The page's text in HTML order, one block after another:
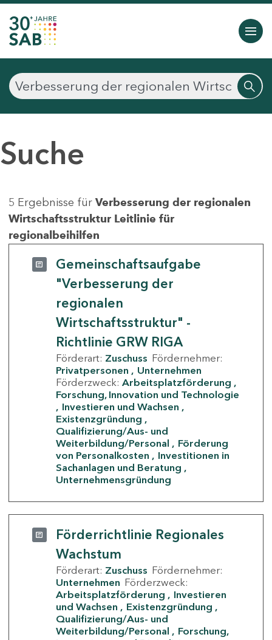
Suche
5 Ergebnisse für Verbesserung der regionalen
Wirtschaftsstruktur Leitlinie für
regionalbeihilfen
Gemeinschaftsaufgabe
"Verbesserung der
regionalen
Wirtschaftsstruktur" -
Richtlinie GRW RIGA
Förderart: Zuschuss Fördernehmer:
Privatpersonen
Unternehmen
Förderzweck: Arbeitsplatzförderung
Forschung, Innovation und Technologie
Investieren und Wachsen
Existenzgründung
Qualifizierung/Aus- und
Weiterbildung/Personal
Förderung
von Personalkosten
Investitionen in
Sachanlagen und Beratung
Unternehmensgründung
Förderrichtlinie Regionales
Wachstum
Förderart: Zuschuss Fördernehmer:
Unternehmen Förderzweck:
Arbeitsplatzförderung
Investieren
und Wachsen
Existenzgründung
Qualifizierung/Aus- und
Weiterbildung/Personal
Forschung,